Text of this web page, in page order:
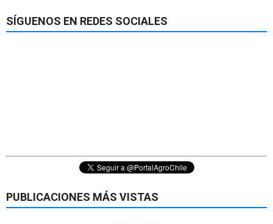
SÍGUENOS EN REDES SOCIALES
PUBLICACIONES MÁS VISTAS